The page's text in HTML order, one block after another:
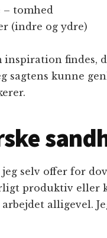
– tomhed
(indre og ydre)
inspiration findes,
sagtens kunne
selv offer for
produktiv eller
alligevel.